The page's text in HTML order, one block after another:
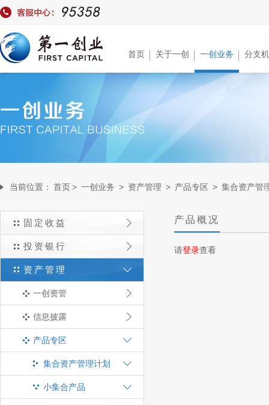
首页 关于一创 一创业务 分支
当前位置： 首页> 一创业务 > 资产管理 > 产品专区 > 集合资产管
固定收益
投资银行
资产管理
一创资管
信息披露
产品专区
集合资产管理计划
小集合产品
产品概况
请登录查看